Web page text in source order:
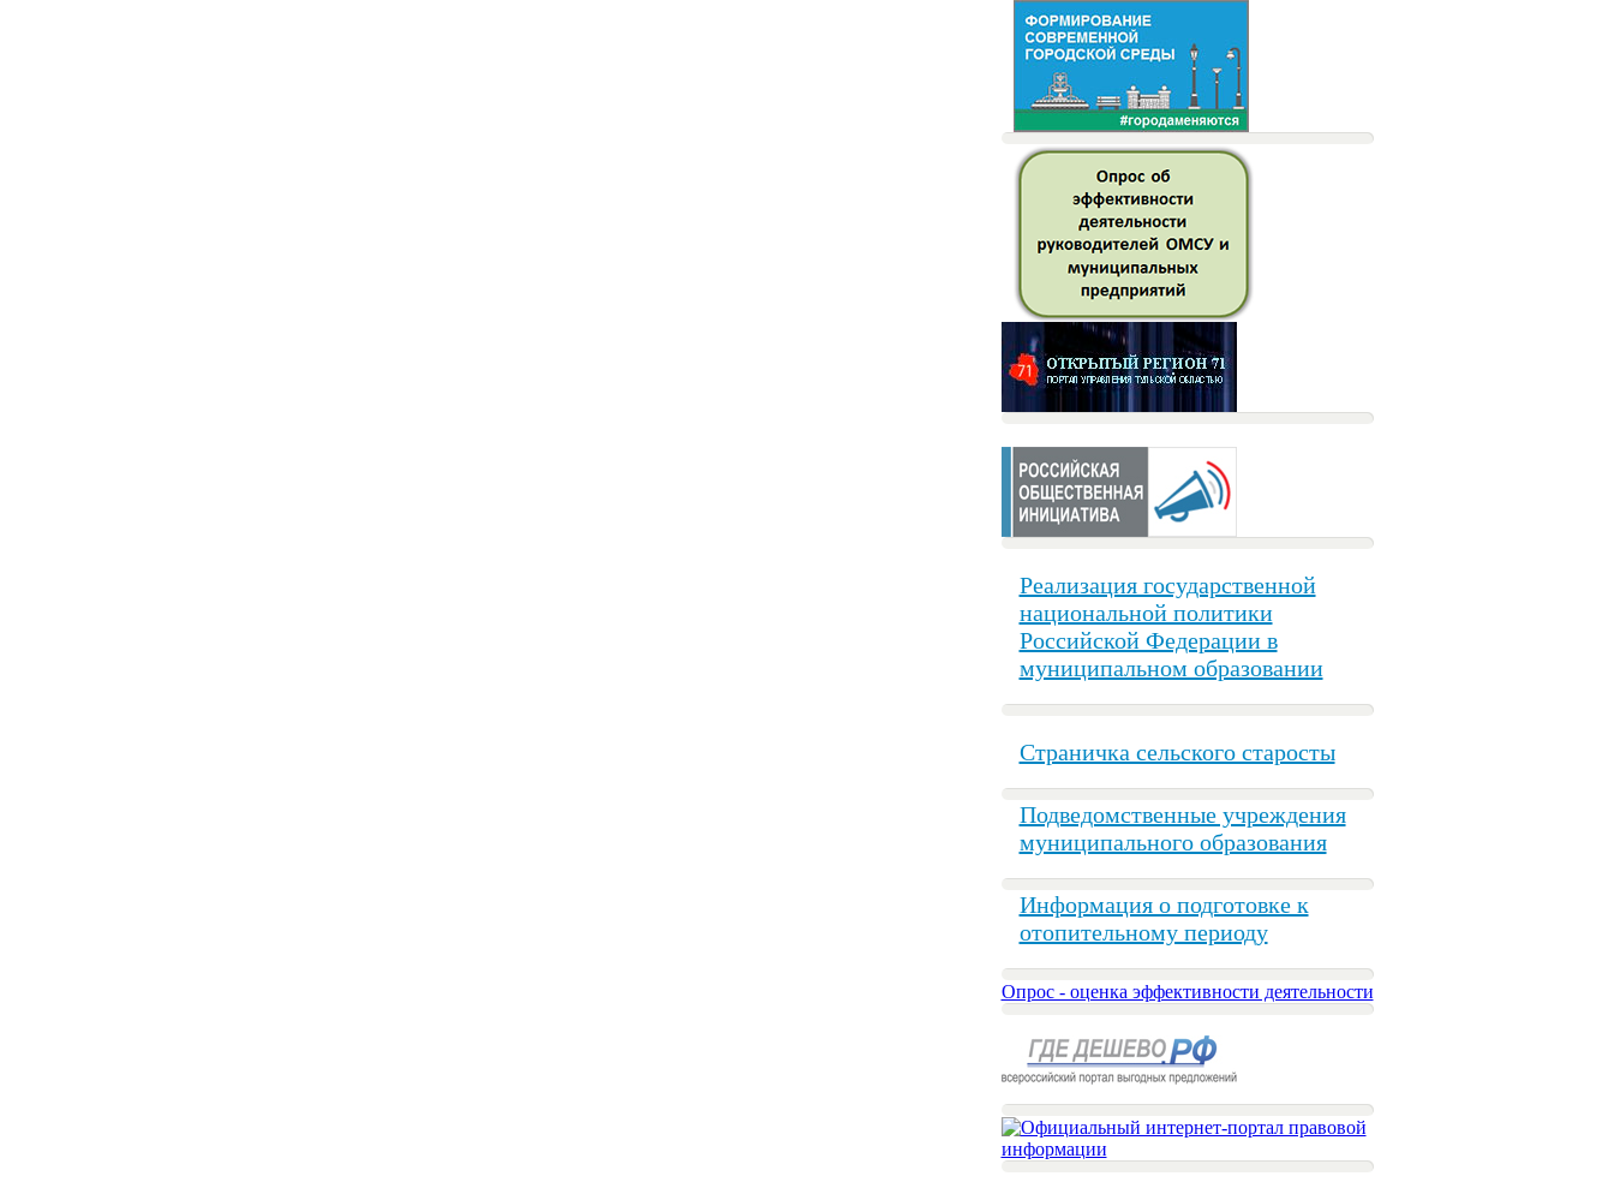
Реализация государственной
национальной политики
Российской Федерации в
муниципальном образовании
Страничка сельского старосты
Подведомственные учреждения
муниципального образования
Информация о подготовке к
отопительному периоду
Опрос - оценка эффективности деятельности